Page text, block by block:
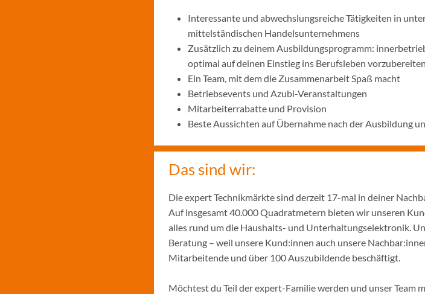
Interessante und abwechslungsreiche Tätigkeiten in
mittelständischen Handelsunternehmens
Zusätzlich zu deinem Ausbildungsprogramm:
optimal auf deinen Einstieg ins Berufsleben vorzubereiten
Ein Team, mit dem die Zusammenarbeit Spaß macht
Betriebsevents und Azubi-Veranstaltungen
Mitarbeiterrabatte und Provision
Beste Aussichten auf Übernahme nach der Ausbildung
Das sind wir:
Die expert Technikmärkte sind derzeit 17-mal in deiner
Auf insgesamt 40.000 Quadratmetern bieten wir unseren
alles rund um die Haushalts- und Unterhaltungselektronik.
Beratung – weil unsere Kund:innen auch unsere
Mitarbeitende und über 100 Auszubildende beschäftigt.
Möchtest du Teil der expert-Familie werden und unser Team